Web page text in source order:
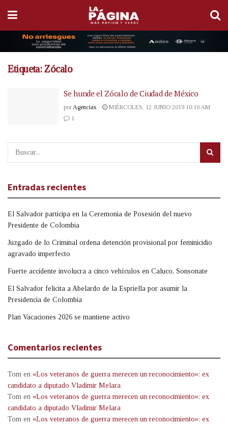
Etiqueta:Zócalo
Se hunde el Zócalo de Ciudad de México
por Agencias
MIÉRCOLES, 12 JUNIO 2019 10:10 AM
1
Entradas recientes
El Salvador participa en la Ceremonia de Posesión del nuevo
Presidente de Colombia
Juzgado de lo Criminal ordena detención provisional por feminicidio
agravado imperfecto
Fuerte accidente involucra a cinco vehículos en Caluco, Sonsonate
El Salvador felicita a Abelardo de la Espriella por asumir la
Presidencia de Colombia
Plan Vacaciones 2026 se mantiene activo
Comentarios recientes
Tom en «Los veteranos de guerra merecen un reconocimiento»: ex
candidato a diputado Vladimir Melara
Tom en «Los veteranos de guerra merecen un reconocimiento»: ex
candidato a diputado Vladimir Melara
Tom en «Los veteranos de guerra merecen un reconocimiento»: ex